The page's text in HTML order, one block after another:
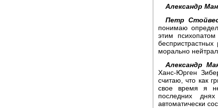
Александр
Петр
понимаю
этим
морально
Александр
Ханс-Юрген
считаю, что как
свое время я
последних
автоматически